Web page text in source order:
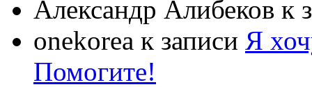
Александр Алибеков к
onekorea к записи Я
Помогите!